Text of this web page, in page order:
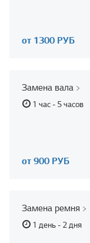
от 1300 РУБ
Замена вала
1 час - 5 часов
от 900 РУБ
Замена ремня
1 день - 2 дня